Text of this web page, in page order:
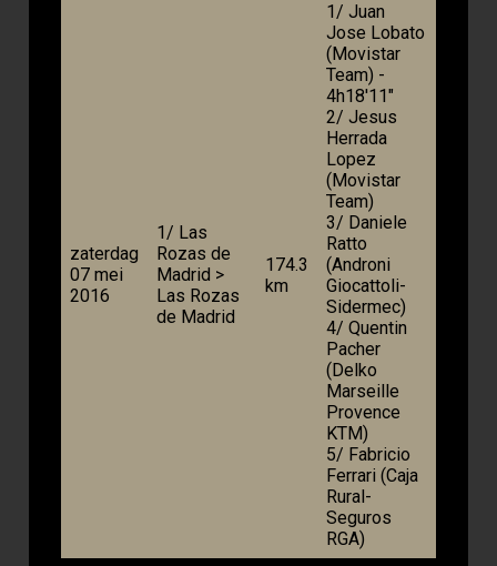
zaterdag
07 mei
2016
1/ Las
Rozas de
Madrid >
Las Rozas
de Madrid
174.3
km
1/ Juan
Jose Lobato
(Movistar
Team) -
4h18'11"
2/ Jesus
Herrada
Lopez
(Movistar
Team)
3/ Daniele
Ratto
(Androni
Giocattoli-
Sidermec)
4/ Quentin
Pacher
(Delko
Marseille
Provence
KTM)
5/ Fabricio
Ferrari (Caja
Rural-
Seguros
RGA)